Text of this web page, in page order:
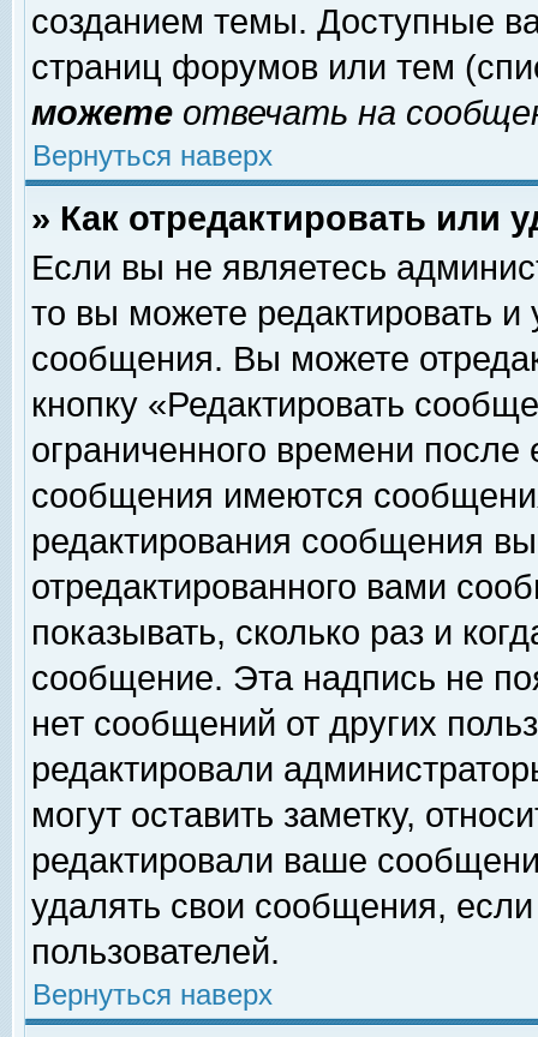
созданием темы. Доступные
страниц форумов или тем
можете отвечать на
Вернуться наверх
» Как отредактировать или
Если вы не являетесь
то вы можете редактировать и
сообщения. Вы можете
кнопку «Редактировать
ограниченного времени
сообщения имеются
редактирования сообщения
отредактированного вами
показывать, сколько раз и
сообщение. Эта надпись не
нет сообщений от других
редактировали
могут оставить заметку,
редактировали ваше
удалять свои сообщения,
пользователей.
Вернуться наверх